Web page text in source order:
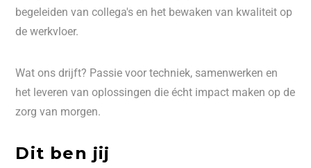
begeleiden van collega's en het bewaken van kwaliteit op
de werkvloer.
Wat ons drijft? Passie voor techniek, samenwerken en
het leveren van oplossingen die écht impact maken op de
zorg van morgen.
Dit ben jij